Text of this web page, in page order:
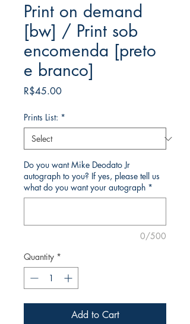
Print on demand
[bw] / Print sob
encomenda [preto
e branco]
R$45.00Price
Prints List: *
Do you want Mike Deodato Jr
autograph to you? If yes, please tell us
what do you want your autograph *
0/500
Quantity *
Add to Cart